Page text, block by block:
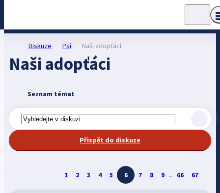
Diskuze Psi Naši adopťáci
Naši adopťáci
Seznam témat
Přispět do diskuze
1 2 3 4 5 6 7 8 9 ... 66 67